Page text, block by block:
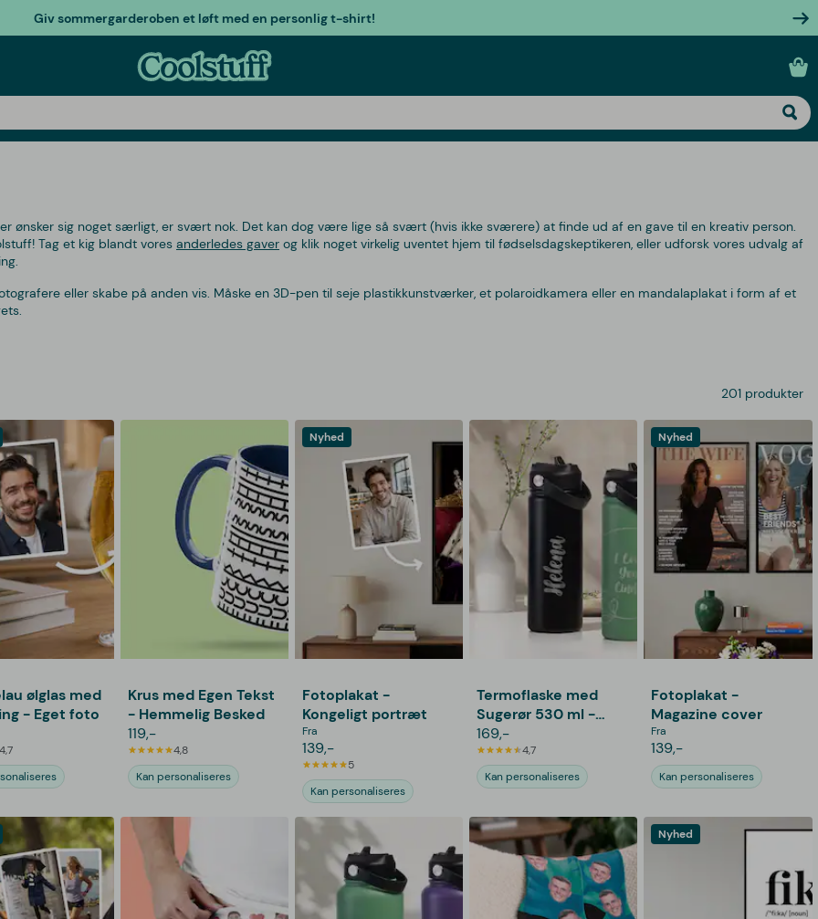
Giv sommergarderoben et løft med en personlig t-shirt!
ønsker sig noget særligt, er svært nok. Det kan dog være lige så svært (hvis ikke sværere) at finde ud af en gave til en kreativ person.
Tag et kig blandt vores anderledes gaver og klik noget virkelig uventet hjem til fødselsdagskeptikeren, eller udforsk vores udvalg af
eller skabe på anden vis. Måske en 3D-pen til seje plastikkunstværker, et polaroidkamera eller en mandalaplakat i form af et
201 produkter
ølglas med
- Eget foto
4,7
Krus med Egen Tekst
- Hemmelig Besked
119,-
4,8
Kan personaliseres
Nyhed
Fotoplakat -
Kongeligt portræt
Fra
139,-
5
Kan personaliseres
Termoflaske med
Sugerør 530 ml -
Personlig Gravering
169,-
4,7
Kan personaliseres
Nyhed
Fotoplakat -
Magazine cover
Fra
139,-
Kan personaliseres
Nyhed